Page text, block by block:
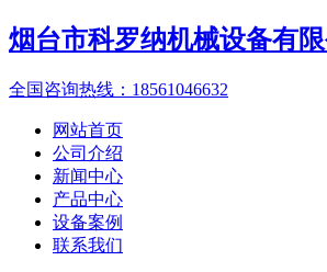
烟台市科罗纳机械设备有限
全国咨询热线： 18561046632
网站首页
公司介绍
新闻中心
产品中心
设备案例
联系我们